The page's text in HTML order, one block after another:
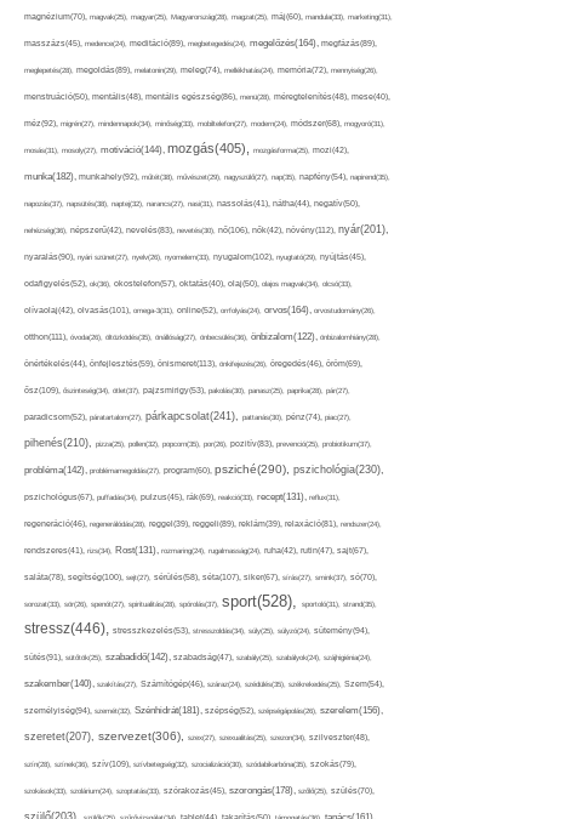
magnézium(70), magvak(25), magyar(25), Magyarország(28), magzat(25), máj(60), mandula(33), marketing(31),
masszázs(45), medence(24), meditáció(89), megbetegedés(24), megelőzés(164), megfázás(89),
meglepetés(28), megoldás(89), melatonin(29), meleg(74), mellékhatás(24), memória(72), mennyiség(26),
menstruáció(50), mentális(48), mentális egészség(86), menü(28), méregtelenítés(48), mese(40),
méz(92), migrén(27), mindennapok(34), minőség(33), mobiltelefon(27), modern(24), módszer(68), mogyoró(31),
mosás(31), mosoly(27), motiváció(144), mozgás(405), mozgásforma(25), mozi(42),
munka(182), munkahely(92), műtét(38), művészet(29), nagyszülő(27), nap(35), napfény(54), napirend(35),
napozás(37), napsütés(38), naptej(32), narancs(27), nasi(31), nassolás(41), nátha(44), negatív(50),
nehézség(36), népszerű(42), nevelés(83), nevetés(30), nő(106), nők(42), növény(112), nyár(201),
nyaralás(90), nyári szünet(27), nyelv(26), nyomelem(33), nyugalom(102), nyugtató(29), nyújtás(45),
odafigyelés(52), ok(36), okostelefon(57), oktatás(40), olaj(50), olajos magvak(34), olcsó(33),
olívaolaj(42), olvasás(101), omega-3(31), online(52), orrfolyás(24), orvos(164), orvostudomány(26),
otthon(111), óvoda(26), öltözködés(35), önállóság(27), önbecsülés(36), önbizalom(122), önbizalomhiány(28),
önértékelés(44), önfejlesztés(59), önismeret(113), önkifejezés(26), öregedés(46), öröm(69),
ősz(109), őszinteség(34), ötlet(37), pajzsmirigy(53), pakolás(30), panasz(25), paprika(28), pár(27),
paradicsom(52), páratartalom(27), párkapcsolat(241), pattanás(30), pénz(74), piac(27),
pihenés(210), pizza(25), pollen(32), popcorn(35), por(26), pozitív(83), prevenció(25), probiotikum(37),
probléma(142), problémamegoldás(27), program(60), psziché(290), pszichológia(230),
pszichológus(67), puffadás(34), pulzus(45), rák(69), reakció(33), recept(131), reflux(31),
regeneráció(46), regenerálódás(28), reggel(39), reggeli(89), reklám(39), relaxáció(81), rendszer(24),
rendszeres(41), rizs(34), Rost(131), rozmaring(24), rugalmasság(24), ruha(42), rutin(47), sajt(67),
saláta(78), segítség(100), sejt(27), sérülés(58), séta(107), siker(67), sírás(27), smink(37), só(70),
sorozat(33), sör(26), spenót(27), spiritualitás(28), spórolás(37), sport(528), sportoló(31), strand(35),
stressz(446), stresszkezelés(53), stresszoldás(34), súly(25), súlyzó(24), sütemény(94),
sütés(91), sütőtök(25), szabadidő(142), szabadság(47), szabály(25), szabályok(24), szájhigiénia(24),
szakember(140), szakítás(27), Számítógép(46), száraz(24), szédülés(35), székrekedés(25), Szem(54),
személyiség(94), szemét(32), Szénhidrát(181), szépség(52), szépségápolás(26), szerelem(156),
szeretet(207), szervezet(306), szex(27), szexualitás(25), szezon(34), szilveszter(48),
szín(28), színek(36), szív(109), szívbetegség(32), szocializáció(30), szódabikarbóna(35), szokás(79),
szokások(33), szolárium(24), szoptatás(33), szórakozás(45), szorongás(178), szőlő(25), szülés(70),